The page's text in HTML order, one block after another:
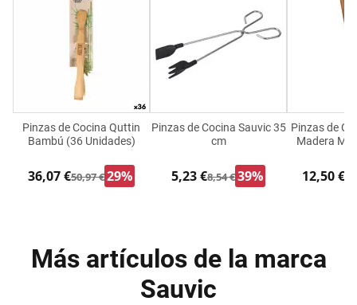
Pinzas de Cocina Quttin
Bambú (36 Unidades)
36,07 €50,97 €29%
Pinzas de Cocina Sauvic 35
cm
5,23 €8,54 €39%
Pinzas de
Madera
12,50 €
Más artículos de la marca
Sauvic